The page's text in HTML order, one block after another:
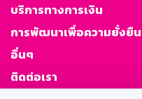
บริการทางการเงิน
การพัฒนาเพื่อความยั่งยืน
อื่นๆ
ติดต่อเรา